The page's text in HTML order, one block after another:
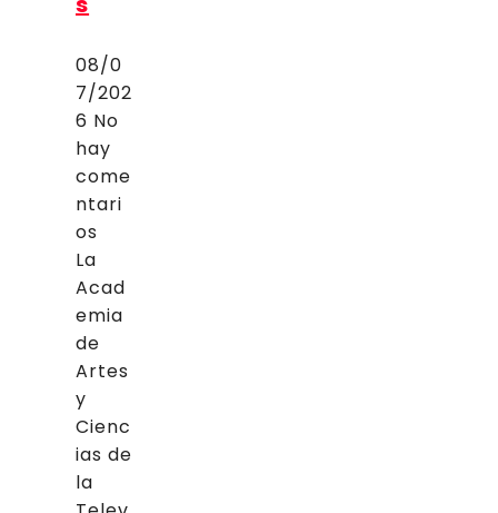
08/0
7/202
6 No
hay
come
ntari
os
La
Acad
emia
de
Artes
y
Cienc
ias de
la